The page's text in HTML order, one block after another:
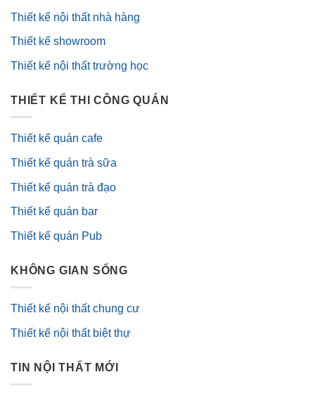
Thiết kế nội thất nhà hàng
Thiết kế showroom
Thiết kế nội thất trường học
THIẾT KẾ THI CÔNG QUÁN
Thiết kế quán cafe
Thiết kế quán trà sữa
Thiết kế quán trà đạo
Thiết kế quán bar
Thiết kế quán Pub
KHÔNG GIAN SỐNG
Thiết kế nội thất chung cư
Thiết kế nội thất biệt thự
TIN NỘI THẤT MỚI